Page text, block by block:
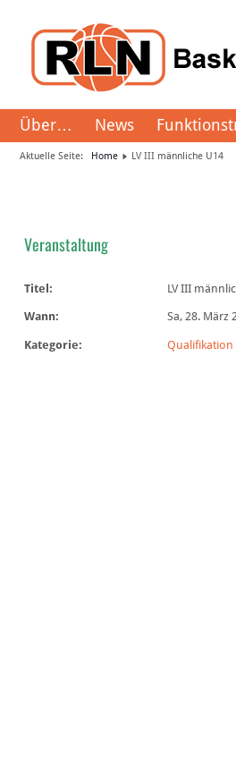
Über… News
Aktuelle Seite: Home LV III männliche U14
Veranstaltung
Titel: LV III
Wann: Sa, 28. März
Kategorie: Qualifikation